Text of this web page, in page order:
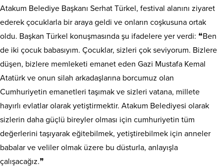
Atakum Belediye Başkanı Serhat Türkel, festival alanını ziyaret
ederek çocuklarla bir araya geldi ve onların coşkusuna ortak
oldu. Başkan Türkel konuşmasında şu ifadelere yer verdi: ❝Ben
de iki çocuk babasıyım. Çocuklar, sizleri çok seviyorum. Bizlere
düşen, bizlere memleketi emanet eden Gazi Mustafa Kemal
Atatürk ve onun silah arkadaşlarına borcumuz olan
Cumhuriyetin emanetleri taşımak ve sizleri vatana, millete
hayırlı evlatlar olarak yetiştirmektir. Atakum Belediyesi olarak
sizlerin daha güçlü bireyler olması için cumhuriyetin tüm
değerlerini taşıyarak eğitebilmek, yetiştirebilmek için anneler
babalar ve veliler olmak üzere bu düsturla, anlayışla
çalışacağız.❞